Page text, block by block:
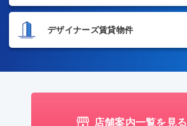
デザイナーズ賃貸物件
店舗案内一覧を見る